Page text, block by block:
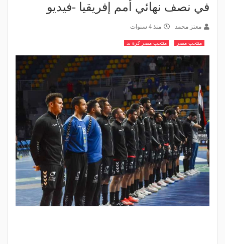
في نصف نهائي أمم إفريقيا -فيديو
معتز محمد منذ 4 سنوات
منتخب مصر منتخب مصر كرة يد